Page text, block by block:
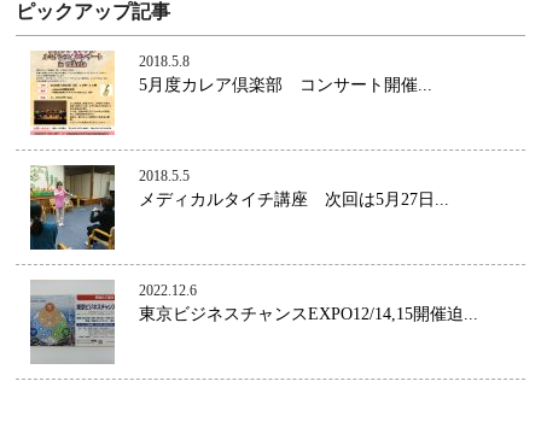
ピックアップ記事
2018.5.8
5月度カレア倶楽部 コンサート開催...
2018.5.5
メディカルタイチ講座 次回は5月27日...
2022.12.6
東京ビジネスチャンスEXPO12/14,15開催迫...